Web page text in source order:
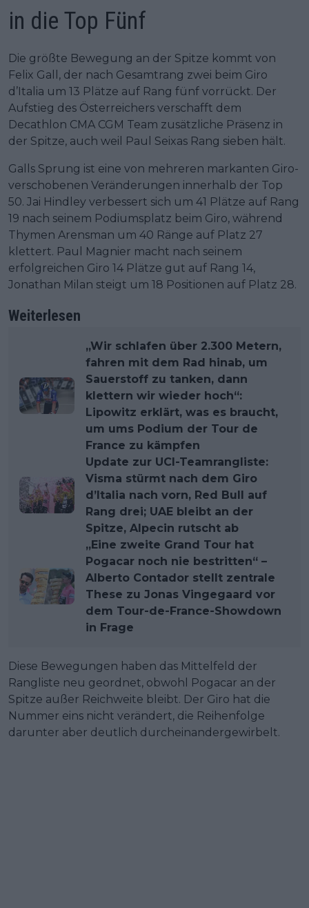
in die Top Fünf
Die größte Bewegung an der Spitze kommt von
Felix Gall, der nach Gesamtrang zwei beim Giro
d’Italia um 13 Plätze auf Rang fünf vorrückt. Der
Aufstieg des Österreichers verschafft dem
Decathlon CMA CGM Team zusätzliche Präsenz in
der Spitze, auch weil Paul Seixas Rang sieben hält.
Galls Sprung ist eine von mehreren markanten Giro-
verschobenen Veränderungen innerhalb der Top
50. Jai Hindley verbessert sich um 41 Plätze auf Rang
19 nach seinem Podiumsplatz beim Giro, während
Thymen Arensman um 40 Ränge auf Platz 27
klettert. Paul Magnier macht nach seinem
erfolgreichen Giro 14 Plätze gut auf Rang 14,
Jonathan Milan steigt um 18 Positionen auf Platz 28.
Weiterlesen
„Wir schlafen über 2.300 Metern,
fahren mit dem Rad hinab, um
Sauerstoff zu tanken, dann
klettern wir wieder hoch“:
Lipowitz erklärt, was es braucht,
um ums Podium der Tour de
France zu kämpfen
Update zur UCI-Teamrangliste:
Visma stürmt nach dem Giro
d’Italia nach vorn, Red Bull auf
Rang drei; UAE bleibt an der
Spitze, Alpecin rutscht ab
„Eine zweite Grand Tour hat
Pogacar noch nie bestritten“ –
Alberto Contador stellt zentrale
These zu Jonas Vingegaard vor
dem Tour-de-France-Showdown
in Frage
Diese Bewegungen haben das Mittelfeld der
Rangliste neu geordnet, obwohl Pogacar an der
Spitze außer Reichweite bleibt. Der Giro hat die
Nummer eins nicht verändert, die Reihenfolge
darunter aber deutlich durcheinandergewirbelt.